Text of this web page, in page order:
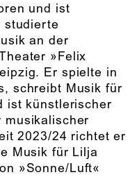
und ist
studierte
an der
»Felix
Er spielte in
schreibt Musik für
ist künstlerischer
musikalischer
2023/24 richtet er
Musik für Lilja
»Sonne/Luft«